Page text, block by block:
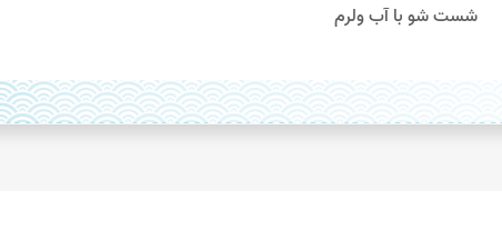
شست شو با آب ولرم